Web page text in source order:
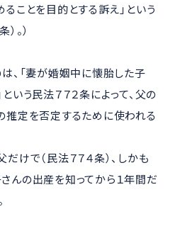
ことを目的とする訴え」という
。）
、「妻が婚姻中に懐胎した子
いう民法７７２条によって、父の
推定を否定するために使われる
けで（民法７７４条）、しかも
んの出産を知ってから１年間だ